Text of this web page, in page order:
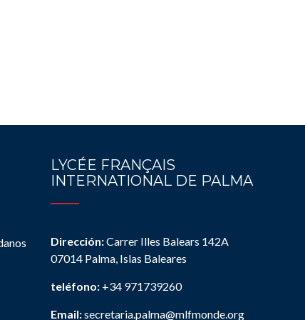
LYCÉE FRANÇAIS
INTERNATIONAL DE PALMA
Dirección:Carrer Illes Balears 142A
07014 Palma, Islas Baleares
teléfono: +34 971739260
Email:secretaria.palma@mlfmonde.org